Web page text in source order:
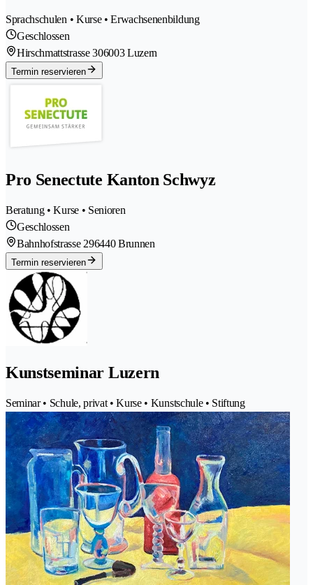
Sprachschulen • Kurse • Erwachsenenbildung
Geschlossen
Hirschmattstrasse 306003 Luzern
Termin reservieren
Pro Senectute Kanton Schwyz
Beratung • Kurse • Senioren
Geschlossen
Bahnhofstrasse 296440 Brunnen
Termin reservieren
Kunstseminar Luzern
Seminar • Schule, privat • Kurse • Kunstschule • Stiftung